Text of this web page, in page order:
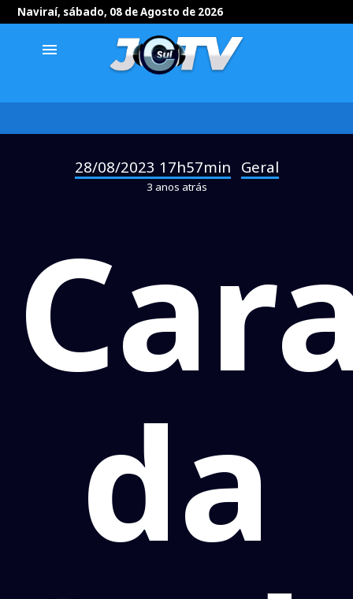
Naviraí, sábado, 08 de Agosto de 2026
menu
28/08/2023 17h57min Geral
3 anos atrás
da